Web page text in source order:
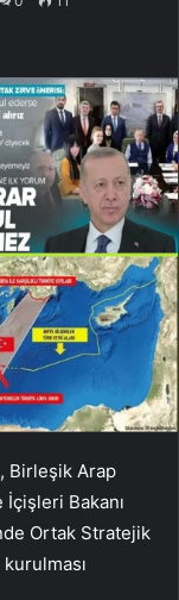
Birleşik Arap
İçişleri Bakanı
Ortak Stratejik